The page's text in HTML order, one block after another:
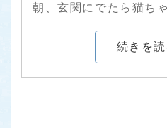
朝、玄関にでたら猫ち
続きを